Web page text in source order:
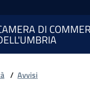
DI
CAMERA DI
COMMERCIO
DELL'UMBRIA
/ Avvisi